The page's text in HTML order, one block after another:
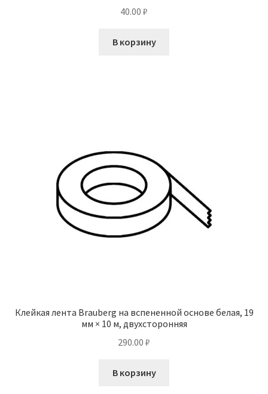
40.00 ₽
В корзину
Клейкая лента Brauberg на вспененной основе белая, 19
мм × 10 м, двухсторонняя
290.00 ₽
В корзину